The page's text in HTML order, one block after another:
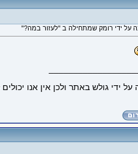
על ידי רומק שמתחילה ב "לעזור במה?"